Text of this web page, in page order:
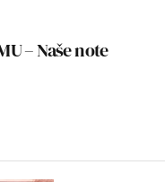
– Naše note